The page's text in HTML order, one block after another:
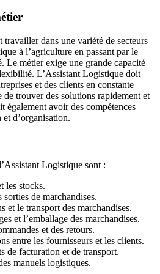
dans une variété de secteurs
à l’agriculture en passant par le
Le métier exige une grande capacité
L’Assistant Logistique doit
et des clients en constante
trouver des solutions rapidement et
également avoir des compétences
d’organisation.
Logistique sont :
les stocks.
sorties de marchandises.
et le transport des marchandises.
et l’emballage des marchandises.
et des retours.
entre les fournisseurs et les clients.
de facturation et de transport.
manuels logistiques.